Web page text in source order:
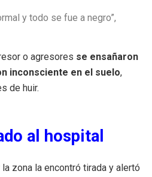
y todo se fue a negro”,
o agresores se ensañaron
inconsciente en el suelo,
de huir.
al hospital
zona la encontró tirada y alertó